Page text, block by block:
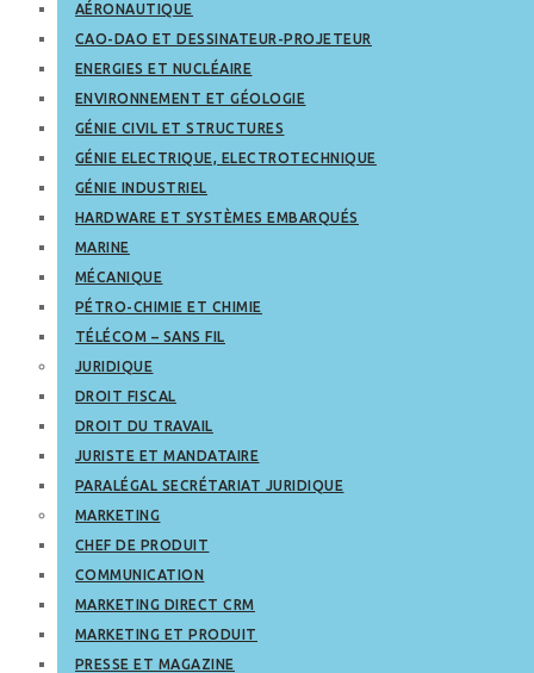
AÉRONAUTIQUE
CAO-DAO ET DESSINATEUR-PROJETEUR
ENERGIES ET NUCLÉAIRE
ENVIRONNEMENT ET GÉOLOGIE
GÉNIE CIVIL ET STRUCTURES
GÉNIE ELECTRIQUE, ELECTROTECHNIQUE
GÉNIE INDUSTRIEL
HARDWARE ET SYSTÈMES EMBARQUÉS
MARINE
MÉCANIQUE
PÉTRO-CHIMIE ET CHIMIE
TÉLÉCOM – SANS FIL
JURIDIQUE
DROIT FISCAL
DROIT DU TRAVAIL
JURISTE ET MANDATAIRE
PARALÉGAL SECRÉTARIAT JURIDIQUE
MARKETING
CHEF DE PRODUIT
COMMUNICATION
MARKETING DIRECT CRM
MARKETING ET PRODUIT
PRESSE ET MAGAZINE